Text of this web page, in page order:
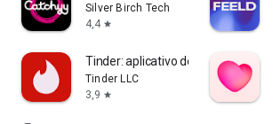
Silver Birch Tech
4,4 star
Tinder: aplicativo de namoro
Tinder LLC
3,9 star